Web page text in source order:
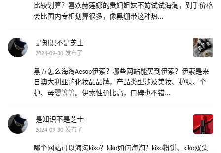
比较划算？喜欢赫莲娜的贵妇姐妹不妨试试海淘，到手价格
会比国内专柜划算很多，像黑绷带这种热...
是知识不是芝士
2024-09-30 发布了
黑五怎么海淘Aesop伊索？哪些网站能买到伊索？伊索是来
自澳大利亚的化妆品品牌，产品类型涉及美妆、护肤、个
护、母婴等等。伊索性价比高，口碑也不错...
是知识不是芝士
2024-09-30 发布了
哪个网站可以海淘kiko？kiko如何海淘？kiko粉饼、kiko双头